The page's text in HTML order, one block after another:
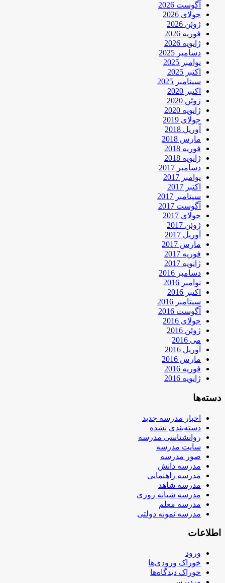
آگوست 2026
جولای 2026
ژوئن 2026
فوریه 2026
ژانویه 2026
دسامبر 2025
نوامبر 2025
اکتبر 2025
سپتامبر 2025
اکتبر 2020
ژوئن 2020
ژانویه 2020
جولای 2019
آوریل 2018
مارس 2018
فوریه 2018
ژانویه 2018
دسامبر 2017
نوامبر 2017
اکتبر 2017
سپتامبر 2017
آگوست 2017
جولای 2017
ژوئن 2017
آوریل 2017
مارس 2017
فوریه 2017
ژانویه 2017
دسامبر 2016
نوامبر 2016
اکتبر 2016
سپتامبر 2016
آگوست 2016
جولای 2016
ژوئن 2016
می 2016
آوریل 2016
مارس 2016
فوریه 2016
ژانویه 2016
دسته‌ها
اخبار مدرسه جدید
دسته‌بندی نشده
روانشناسی مدرسه
سایت مدرسه
صور مدرسه
مدرسه دانش
مدرسه راهنمایی
مدرسه شاهد
مدرسه شبانه روزی
مدرسه معلم
مدرسه نمونه دولتی
اطلاعات
ورود
خوراک ورودی‌ها
خوراک دیدگاه‌ها